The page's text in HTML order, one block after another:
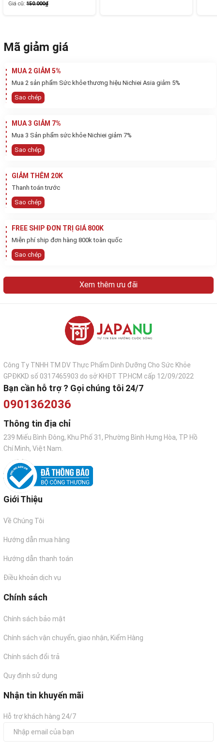
Teriyaki:Honmirin thường được sử dụng trong công
thức teriyaki để tạo nên lớp glaze ngon miệng cho
các loại thịt (chẳng hạn như gà hoặc cá) hoặc các
quan trọng trong món sukiyaki, một món nước Nhật
Bản với thịt, rau cải, và nước dùng. Nó thêm hương vị
ngọt và cân bằng với nước dùng.
Canh Dashi:Một ít Honmirin có thể được thêm vào
nước dashi (nước dùng Nhật Bản) để tạo ra một
Honmirin cũng có thể được sử dụng
để tạo hương vị trong các món ăn khác, chẳng hạn
Có thể dùng để nấu mì Tsukimi Soba/Udon
Thành phần:Xi rô glucose, gạo nếp, rượu ethyl, gạo
trắng, hạt men, enzyme, nước
NSX - HSD:In trên bao bì
Hướng dẫn bảo quản: Bảo quản nơi khô ráo, thoáng
mát, tránh ánh nắng trực tiếp. Bảo quản lạnh sau khi
mở sản phẩm
Số CBCL: 30549/2016/ATTP-XNCB
Giá cũ: 150.000₫
Mã giảm giá
MUA 2 GIẢM 5%
Mua 2 sản phẩm Sức khỏe thương hiệu Nichiei Asia giảm 5%
Sao chép
MUA 3 GIẢM 7%
Mua 3 Sản phẩm sức khỏe Nichiei giảm 7%
Sao chép
GIẢM THÊM 20K
Thanh toán trước
Sao chép
FREE SHIP ĐƠN TRỊ GIÁ 800K
Miễn phí ship đơn hàng 800k toàn quốc
Sao chép
Xem thêm ưu đãi
Công Ty TNHH TM DV Thực Phẩm Dinh Dưỡng Cho Sức Khỏe
GPĐKKD số 0317465903 do sở KHĐT TP.HCM cấp 12/09/2022
Bạn cần hỗ trợ ? Gọi chúng tôi 24/7
0901362036
Thông tin địa chỉ
239 Miếu Bình Đông, Khu Phố 31, Phường Bình Hưng Hòa, TP Hồ
Chí Minh, Việt Nam.
Giới Thiệu
Về Chúng Tôi
Hướng dẫn mua hàng
Hướng dẫn thanh toán
Điều khoản dịch vụ
Chính sách
Chính sách bảo mật
Chính sách vận chuyển, giao nhận, Kiểm Hàng
Chính sách đổi trả
Quy định sử dụng
Nhận tin khuyến mãi
Hỗ trợ khách hàng 24/7